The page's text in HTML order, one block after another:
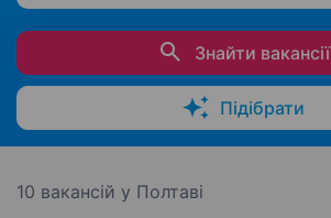
Знайти вакансії
Підібрати
10 вакансій у Полтаві